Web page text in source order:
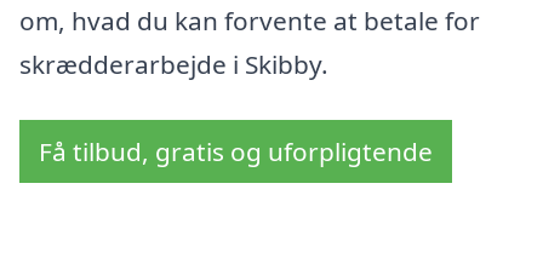
om, hvad du kan forvente at betale for
skrædderarbejde i Skibby.
Få tilbud, gratis og uforpligtende